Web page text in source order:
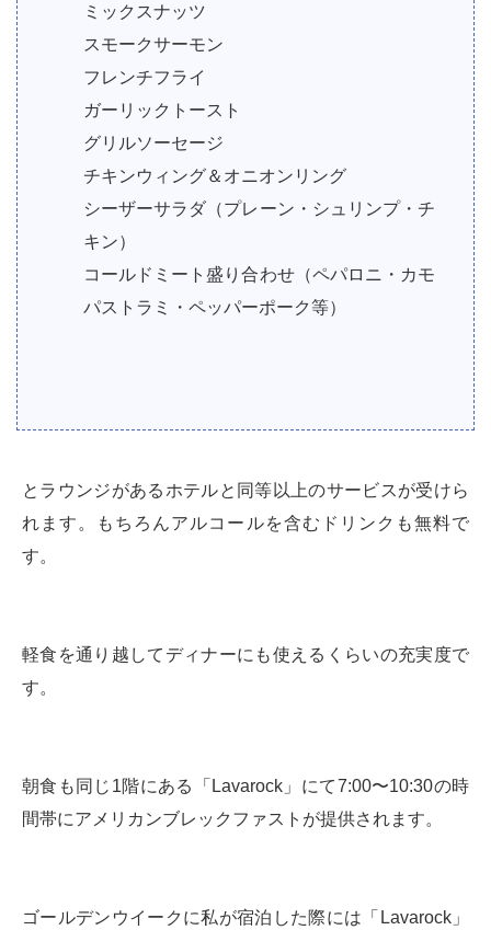
ミックスナッツ
スモークサーモン
フレンチフライ
ガーリックトースト
グリルソーセージ
チキンウィング＆オニオンリング
シーザーサラダ（プレーン・シュリンプ・チ
キン）
コールドミート盛り合わせ（ペパロニ・カモ
パストラミ・ペッパーポーク等）
とラウンジがあるホテルと同等以上のサービスが受けら
れます。もちろんアルコールを含むドリンクも無料で
す。
軽食を通り越してディナーにも使えるくらいの充実度で
す。
朝食も同じ1階にある「Lavarock」にて7:00〜10:30の時
間帯にアメリカンブレックファストが提供されます。
ゴールデンウイークに私が宿泊した際には「Lavarock」